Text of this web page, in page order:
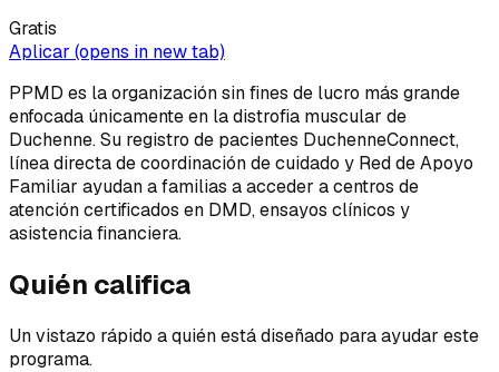
Gratis
Aplicar (opens in new tab)
PPMD es la organización sin fines de lucro más grande
enfocada únicamente en la distrofia muscular de
Duchenne. Su registro de pacientes DuchenneConnect,
línea directa de coordinación de cuidado y Red de Apoyo
Familiar ayudan a familias a acceder a centros de
atención certificados en DMD, ensayos clínicos y
asistencia financiera.
Quién califica
Un vistazo rápido a quién está diseñado para ayudar este
programa.